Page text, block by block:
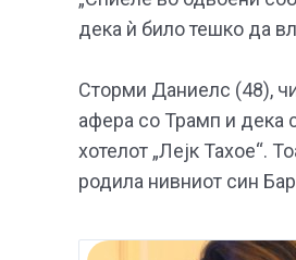
дека ѝ било тешко да
Сторми Даниелс (48),
афера со Трамп и дека
хотелот „Лејк Тахое“.
родила нивниот син